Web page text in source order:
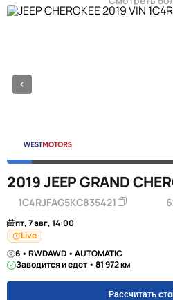
2019 JEEP GRAND
1C4RJFAG5KC835421
пт, 7 авг, 14:00
Live
6 • RWDAWD • AUTOMATIC
Заводится и едет • 81 972 км
Рассчитать